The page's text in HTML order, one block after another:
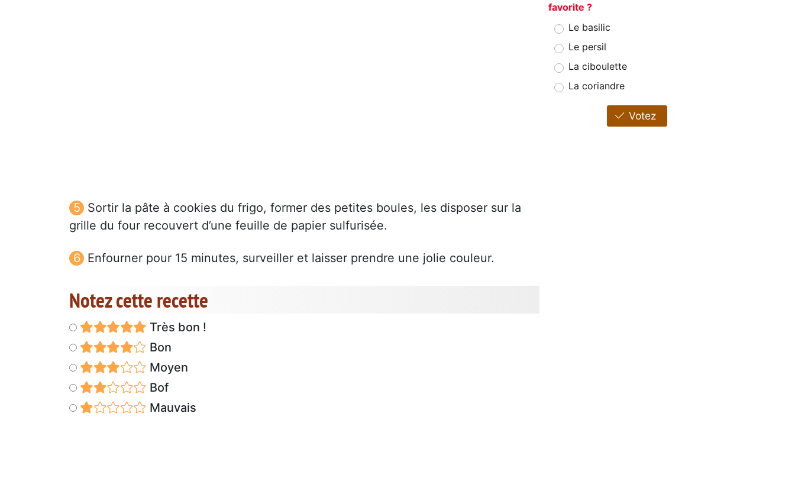
Sortir la pâte à cookies du frigo, former des petites boules, les disposer sur la
grille du four recouvert d’une feuille de papier sulfurisée.
Enfourner pour 15 minutes, surveiller et laisser prendre une jolie couleur.
Notez cette recette
Très bon !
Bon
Moyen
Bof
Mauvais
favorite ?
Le basilic
Le persil
La ciboulette
La coriandre
Votez